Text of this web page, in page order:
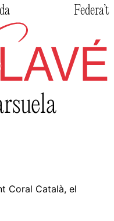
Federa’t
Coral Català, el